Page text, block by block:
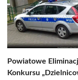
Powiatowe
Konkursu